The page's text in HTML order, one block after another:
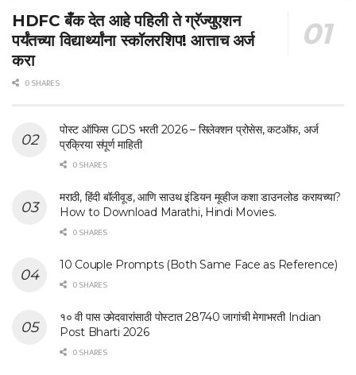
HDFC बँक देत आहे पहिली ते ग्रॅज्युएशन
पर्यंतच्या विद्यार्थ्यांना स्कॉलरशिप! आत्ताच अर्ज
करा
0 SHARES
पोस्ट ऑफिस GDS भरती 2026 – सिलेक्शन प्रोसेस, कटऑफ, अर्ज
प्रक्रिया संपूर्ण माहिती
0 SHARES
मराठी, हिंदी बॉलीवूड, आणि साउथ इंडियन मूव्हीज कशा डाउनलोड करायच्या?
How to Download Marathi, Hindi Movies.
0 SHARES
10 Couple Prompts (Both Same Face as Reference)
0 SHARES
१० वी पास उमेदवारांसाठी पोस्टात 28740 जागांची मेगाभरती Indian
Post Bharti 2026
0 SHARES